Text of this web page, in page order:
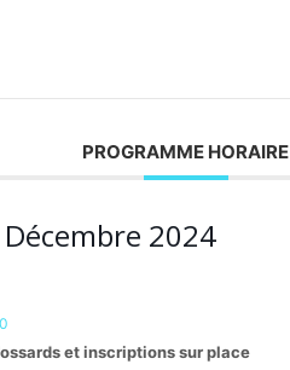
PROGRAMME HORAIRE
2024
et inscriptions sur place